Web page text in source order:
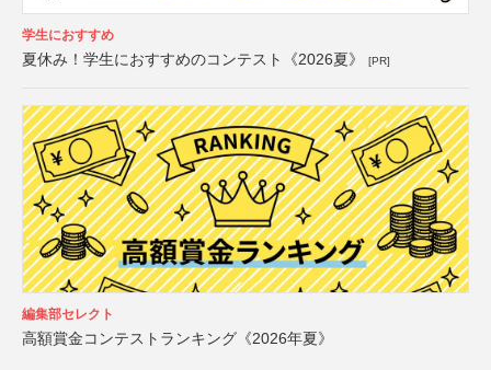
学生におすすめ
夏休み！学生におすすめのコンテスト《2026夏》 [PR]
編集部セレクト
高額賞金コンテストランキング《2026年夏》